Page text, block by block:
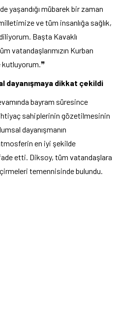
yaşandığı mübarek bir zaman
ve tüm insanlığa sağlık,
Başta Kavaklı
vatandaşlarımızın Kurban
kutluyorum.❞
dayanışmaya dikkat çekildi
bayram süresince
sahiplerinin gözetilmesinin
dayanışmanın
en iyi şekilde
etti. Diksoy, tüm vatandaşlara
temennisinde bulundu.